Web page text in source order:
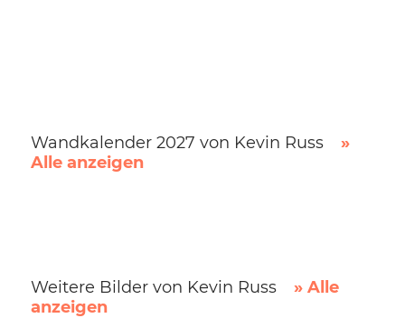
Wandkalender 2027 von Kevin Russ
»
Alle anzeigen
Weitere Bilder von Kevin Russ
» Alle
anzeigen